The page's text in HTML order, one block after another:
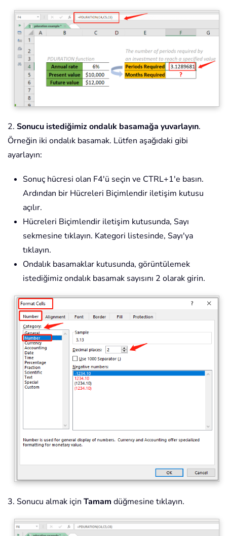
2. Sonucu istediğimiz ondalık basamağa yuvarlayın.
Örneğin iki ondalık basamak. Lütfen aşağıdaki gibi
ayarlayın:
Sonuç hücresi olan F4'ü seçin ve CTRL+1'e basın.
Ardından bir Hücreleri Biçimlendir iletişim kutusu
açılır.
Hücreleri Biçimlendir iletişim kutusunda, Sayı
sekmesine tıklayın. Kategori listesinde, Sayı'ya
tıklayın.
Ondalık basamaklar kutusunda, görüntülemek
istediğimiz ondalık basamak sayısını 2 olarak girin.
3. Sonucu almak için Tamam düğmesine tıklayın.